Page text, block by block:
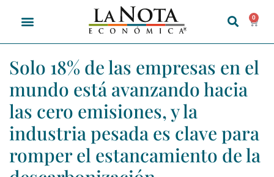
0
Solo 18% de las empresas en el
mundo está avanzando hacia
las cero emisiones, y la
industria pesada es clave para
romper el estancamiento de la